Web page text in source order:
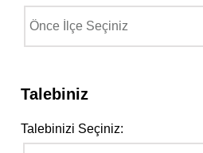
Talebiniz
Talebinizi Seçiniz: